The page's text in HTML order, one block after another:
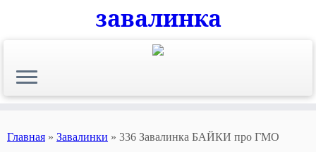
завалинка
Главная » Завалинки » 336 Завалинка БАЙКИ про ГМО